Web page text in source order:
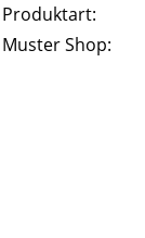
Produktart:
Muster Shop: